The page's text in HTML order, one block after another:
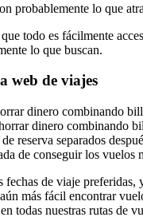
probablemente lo que
todo es fácilmente
lo que buscan.
web de viajes
dinero combinando
dinero combinando
reserva separados
de conseguir los vuelos
fechas de viaje
más fácil encontrar
todas nuestras rutas de